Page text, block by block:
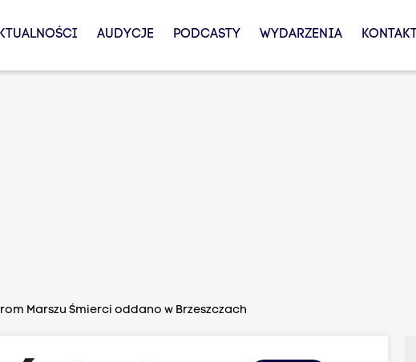
AUDYCJE PODCASTY WYDARZENIA KONTAKT
Marszu Śmierci oddano w Brzeszczach